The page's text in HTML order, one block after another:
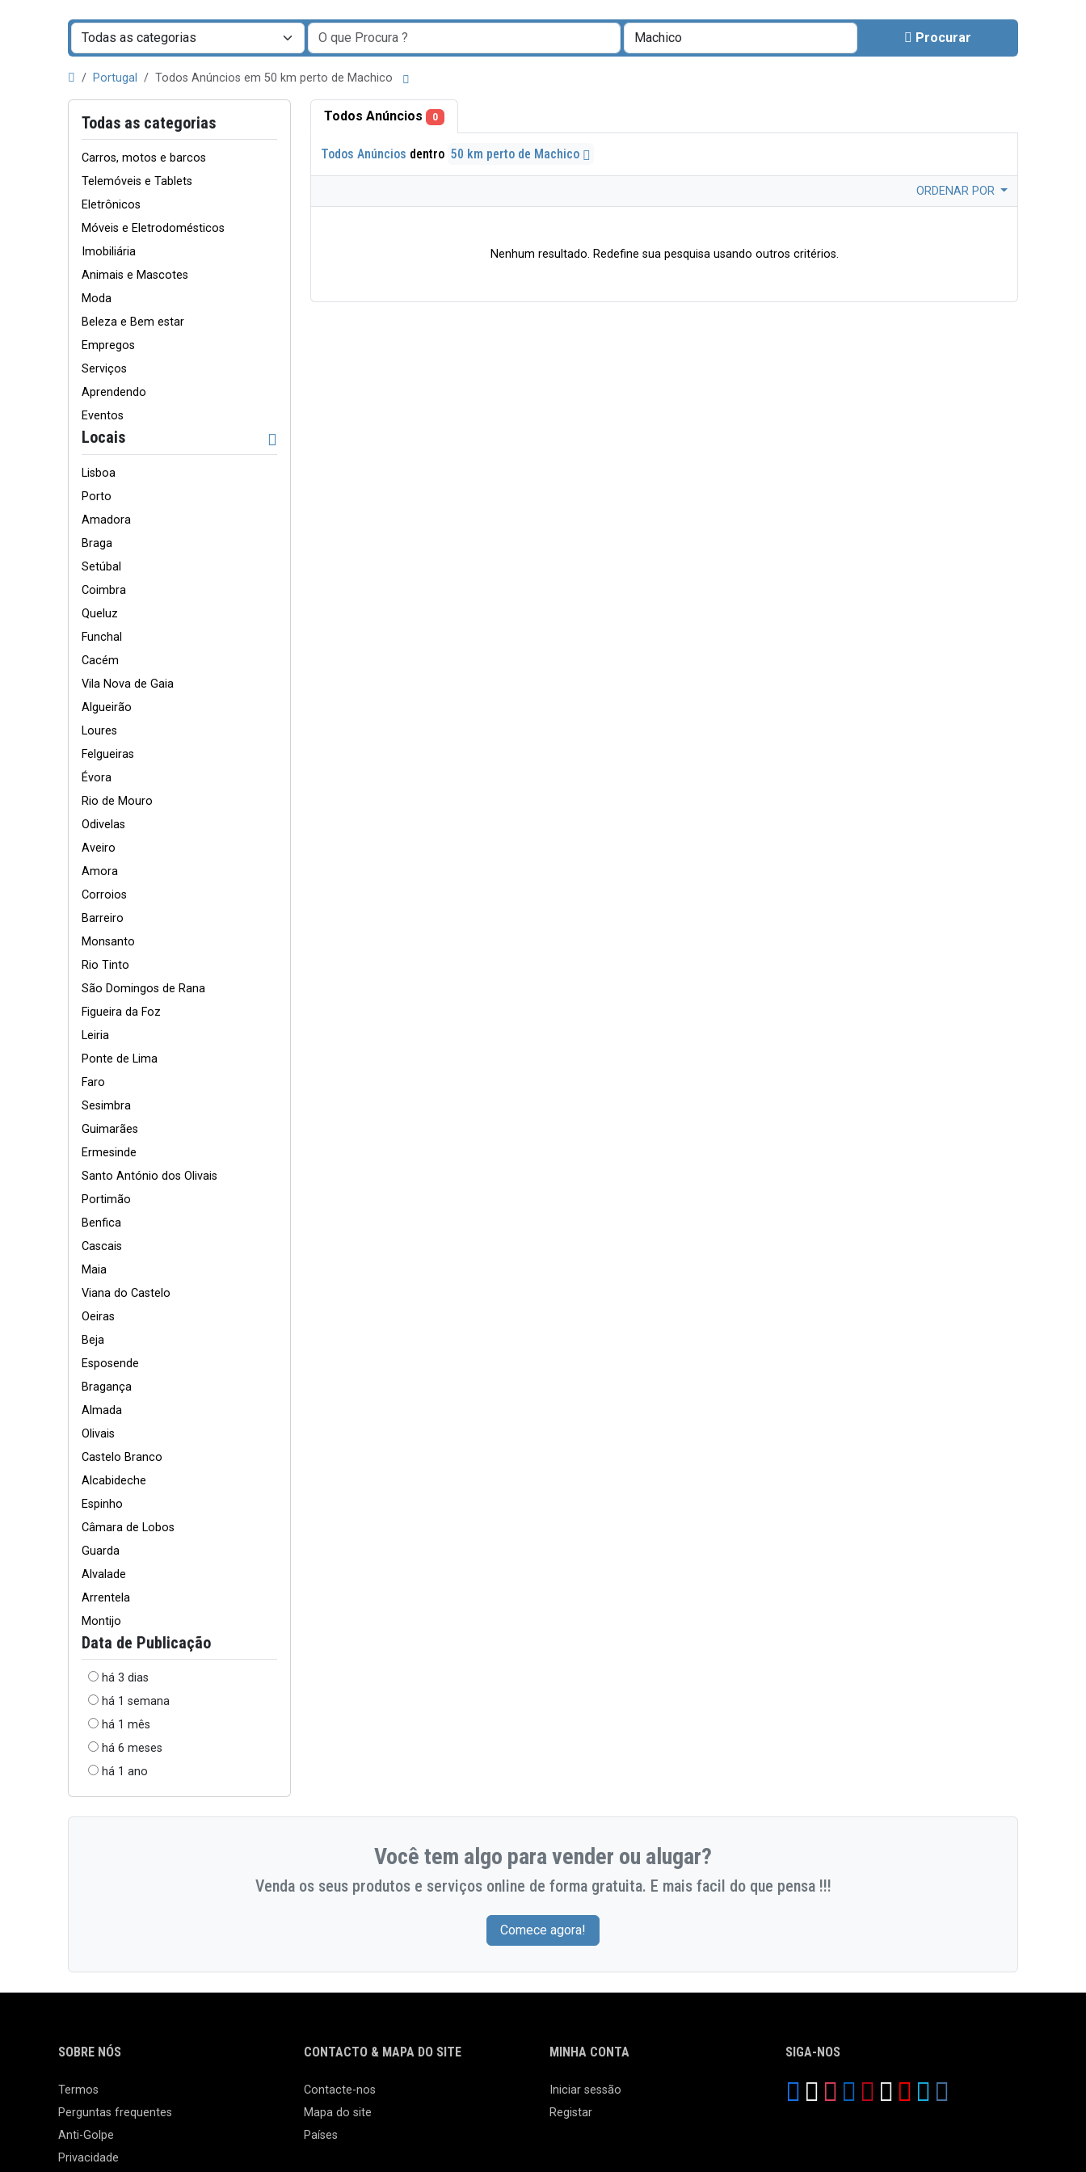
Procurar
Portugal Todos Anúncios em 50 km perto de Machico
Todas as categorias
Carros, motos e barcos
Telemóveis e Tablets
Eletrônicos
Móveis e Eletrodomésticos
Imobiliária
Animais e Mascotes
Moda
Beleza e Bem estar
Empregos
Serviços
Aprendendo
Eventos
Locais
Lisboa
Porto
Amadora
Braga
Setúbal
Coimbra
Queluz
Funchal
Cacém
Vila Nova de Gaia
Algueirão
Loures
Felgueiras
Évora
Rio de Mouro
Odivelas
Aveiro
Amora
Corroios
Barreiro
Monsanto
Rio Tinto
São Domingos de Rana
Figueira da Foz
Leiria
Ponte de Lima
Faro
Sesimbra
Guimarães
Ermesinde
Santo António dos Olivais
Portimão
Benfica
Cascais
Maia
Viana do Castelo
Oeiras
Beja
Esposende
Bragança
Almada
Olivais
Castelo Branco
Alcabideche
Espinho
Câmara de Lobos
Guarda
Alvalade
Arrentela
Montijo
Data de Publicação
há 3 dias
há 1 semana
há 1 mês
há 6 meses
há 1 ano
Todos Anúncios 0
Todos Anúncios dentro 50 km perto de Machico
ORDENAR POR
Nenhum resultado. Redefine sua pesquisa usando outros critérios.
Você tem algo para vender ou alugar?
Venda os seus produtos e serviços online de forma gratuita. E mais facil do que pensa !!!
Comece agora!
SOBRE NÓS
Termos
Perguntas frequentes
Anti-Golpe
Privacidade
CONTACTO & MAPA DO SITE
Contacte-nos
Mapa do site
Países
MINHA CONTA
Iniciar sessão
Registar
SIGA-NOS